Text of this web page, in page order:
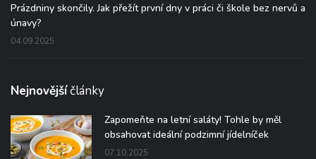
Prázdniny skončily. Jak přežít první dny v práci či škole bez nervů a
únavy?
04.09.2025
Nejnovějšíčlánky
Zapomeňte na letní saláty! Tohle by měl
obsahovat ideální podzimní jídelníček
07.10.2025